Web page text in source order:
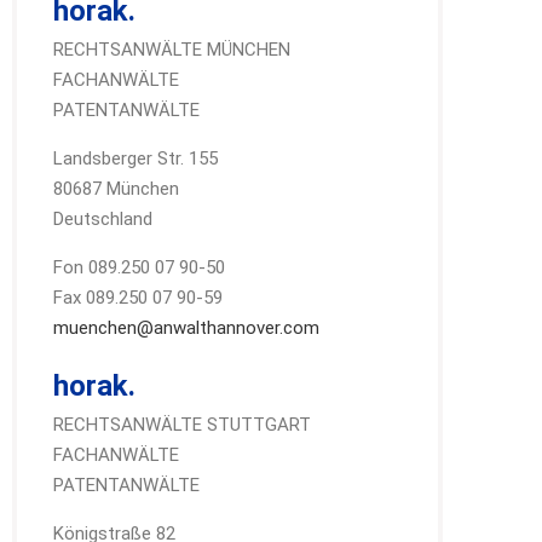
horak.
RECHTSANWÄLTE MÜNCHEN
FACHANWÄLTE
PATENTANWÄLTE
Landsberger Str. 155
80687 München
Deutschland
Fon 089.250 07 90-50
Fax 089.250 07 90-59
muenchen@anwalthannover.com
horak.
RECHTSANWÄLTE STUTTGART
FACHANWÄLTE
PATENTANWÄLTE
Königstraße 82